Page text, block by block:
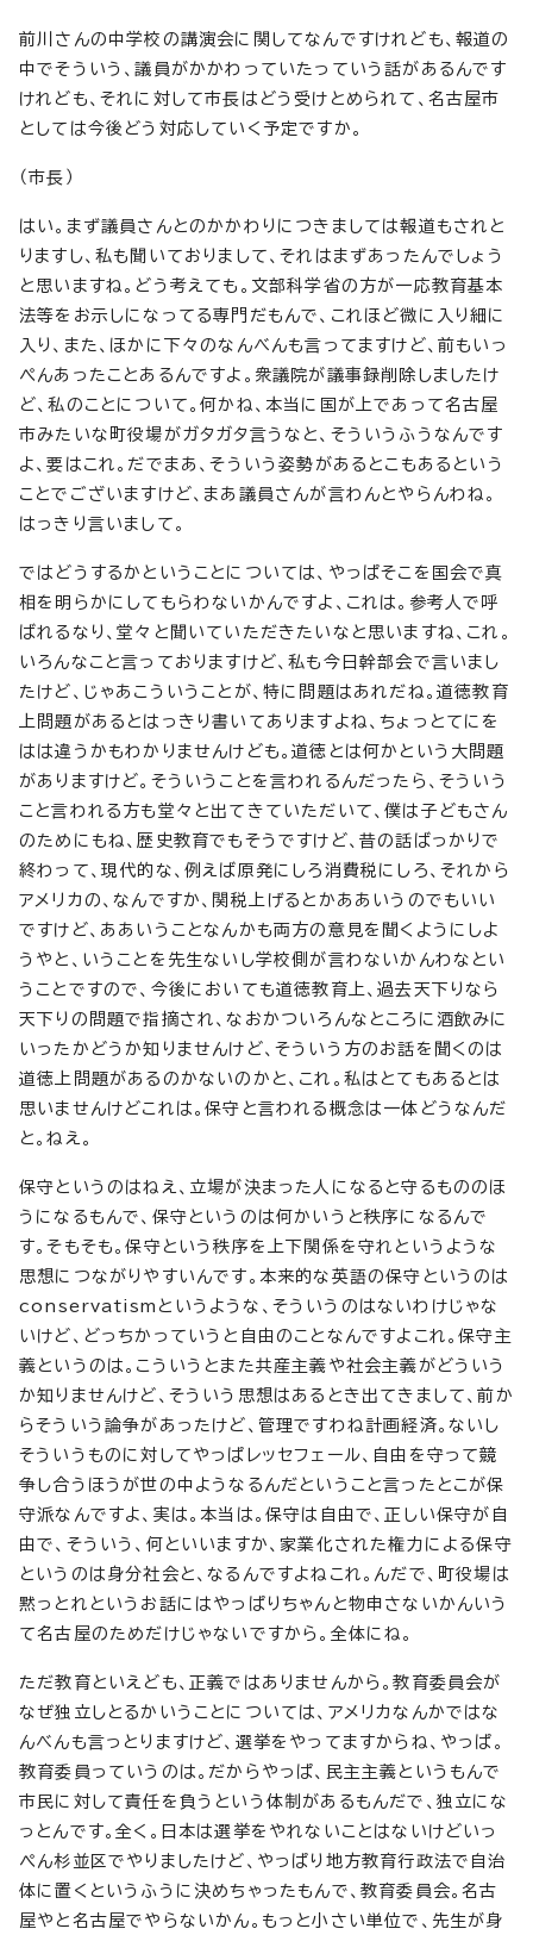
前川さんの中学校の講演会に関してなんですけれども、報道の
中でそういう、議員がかかわっていたっていう話があるんです
けれども、それに対して市長はどう受けとめられて、名古屋市
としては今後どう対応していく予定ですか。
（市長）
はい。まず議員さんとのかかわりにつきましては報道もされと
りますし、私も聞いておりまして、それはまずあったんでしょう
と思いますね。どう考えても。文部科学省の方が一応教育基本
法等をお示しになってる専門だもんで、これほど微に入り細に
入り、また、ほかに下々のなんべんも言ってますけど、前もいっ
ぺんあったことあるんですよ。衆議院が議事録削除しましたけ
ど、私のことについて。何かね、本当に国が上であって名古屋
市みたいな町役場がガタガタ言うなと、そういうふうなんです
よ、要はこれ。だでまあ、そういう姿勢があるとこもあるという
ことでございますけど、まあ議員さんが言わんとやらんわね。
はっきり言いまして。
ではどうするかということについては、やっぱそこを国会で真
相を明らかにしてもらわないかんですよ、これは。参考人で呼
ばれるなり、堂々と聞いていただきたいなと思いますね、これ。
いろんなこと言っておりますけど、私も今日幹部会で言いまし
たけど、じゃあこういうことが、特に問題はあれだね。道徳教育
上問題があるとはっきり書いてありますよね、ちょっとてにを
はは違うかもわかりませんけども。道徳とは何かという大問題
がありますけど。そういうことを言われるんだったら、そういう
こと言われる方も堂々と出てきていただいて、僕は子どもさん
のためにもね、歴史教育でもそうですけど、昔の話ばっかりで
終わって、現代的な、例えば原発にしろ消費税にしろ、それから
アメリカの、なんですか、関税上げるとかああいうのでもいい
ですけど、ああいうことなんかも両方の意見を聞くようにしよ
うやと、いうことを先生ないし学校側が言わないかんわなとい
うことですので、今後においても道徳教育上、過去天下りなら
天下りの問題で指摘され、なおかついろんなところに酒飲みに
いったかどうか知りませんけど、そういう方のお話を聞くのは
道徳上問題があるのかないのかと、これ。私はとてもあるとは
思いませんけどこれは。保守と言われる概念は一体どうなんだ
と。ねえ。
保守というのはねえ、立場が決まった人になると守るもののほ
うになるもんで、保守というのは何かいうと秩序になるんで
す。そもそも。保守という秩序を上下関係を守れというような
思想につながりやすいんです。本来的な英語の保守というのは
conservatismというような、そういうのはないわけじゃな
いけど、どっちかっていうと自由のことなんですよこれ。保守主
義というのは。こういうとまた共産主義や社会主義がどういう
か知りませんけど、そういう思想はあるとき出てきまして、前か
らそういう論争があったけど、管理ですわね計画経済。ないし
そういうものに対してやっぱレッセフェール、自由を守って競
争し合うほうが世の中ようなるんだということ言ったとこが保
守派なんですよ、実は。本当は。保守は自由で、正しい保守が自
由で、そういう、何といいますか、家業化された権力による保守
というのは身分社会と、なるんですよねこれ。んだで、町役場は
黙っとれというお話にはやっぱりちゃんと物申さないかんいう
て名古屋のためだけじゃないですから。全体にね。
ただ教育といえども、正義ではありませんから。教育委員会が
なぜ独立しとるかいうことについては、アメリカなんかではな
んべんも言っとりますけど、選挙をやってますからね、やっぱ。
教育委員っていうのは。だからやっぱ、民主主義というもんで
市民に対して責任を負うという体制があるもんだで、独立にな
っとんです。全く。日本は選挙をやれないことはないけどいっ
ぺん杉並区でやりましたけど、やっぱり地方教育行政法で自治
体に置くというふうに決めちゃったもんで、教育委員会。名古
屋やと名古屋でやらないかん。もっと小さい単位で、先生が身